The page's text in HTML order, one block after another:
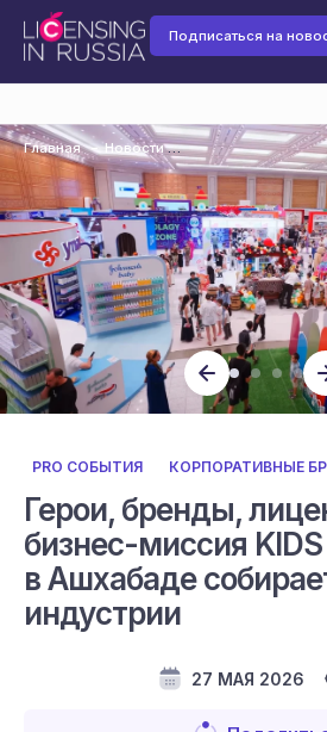
Подписаться на
Главная Новости
PRO СОБЫТИЯ КОРПОРАТИВНЫЕ
Герои, бренды,
бизнес-миссия
в Ашхабаде
индустрии
27 МАЯ 2026